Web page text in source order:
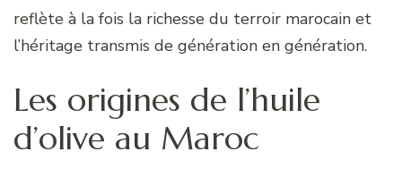
reflète à la fois la richesse du terroir marocain et
l’héritage transmis de génération en génération.
Les origines de l’huile
d’olive au Maroc